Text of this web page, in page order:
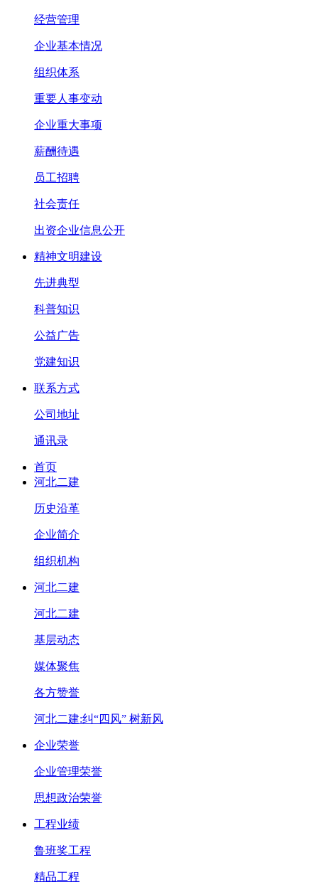
经营管理
企业基本情况
组织体系
重要人事变动
企业重大事项
薪酬待遇
员工招聘
社会责任
出资企业信息公开
精神文明建设
先进典型
科普知识
公益广告
党建知识
联系方式
公司地址
通讯录
首页
河北二建
历史沿革
企业简介
组织机构
河北二建
河北二建
基层动态
媒体聚焦
各方赞誉
河北二建:纠“四风” 树新风
企业荣誉
企业管理荣誉
思想政治荣誉
工程业绩
鲁班奖工程
精品工程